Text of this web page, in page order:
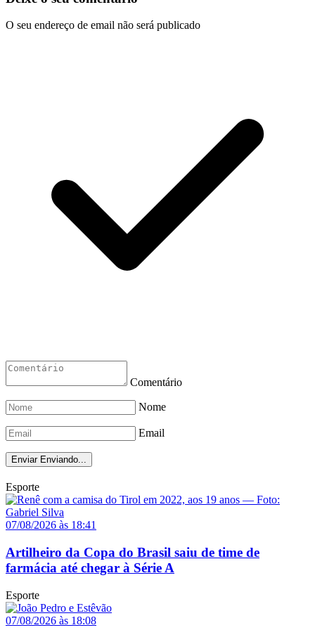
O seu endereço de email não será publicado
Comentário
Nome
Email
Enviar Enviando...
Esporte
07/08/2026 às 18:41
Artilheiro da Copa do Brasil saiu de time de
farmácia até chegar à Série A
Esporte
07/08/2026 às 18:08